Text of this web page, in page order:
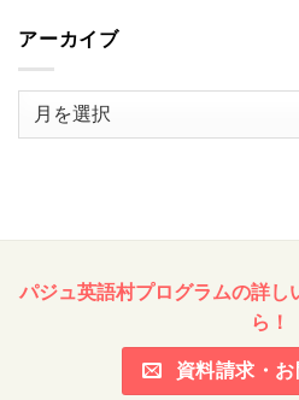
アーカイブ
パジュ英語村プログラムの詳し
ら！
資料請求・